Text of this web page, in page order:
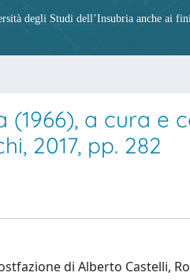
degli Studi dell’Insubria anche ai
(1966), a cura e
2017, pp. 282
di Alberto Castelli,